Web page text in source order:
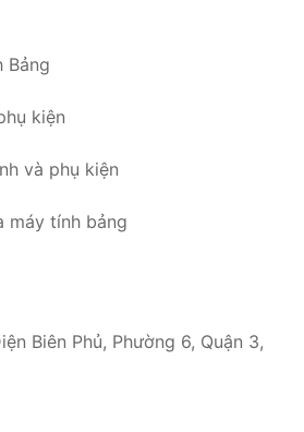
Bảng
kiện
và phụ kiện
máy tính bảng
Biên Phủ, Phường 6, Quận 3,